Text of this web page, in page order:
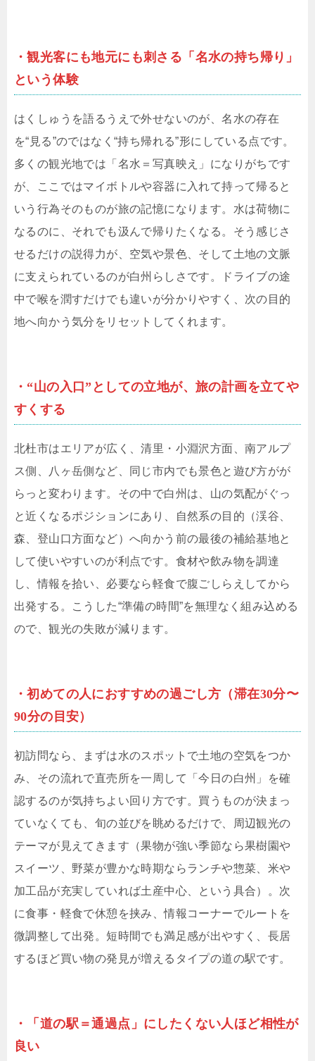
・観光客にも地元にも刺さる「名水の持ち帰り」
という体験
はくしゅうを語るうえで外せないのが、名水の存在
を“見る”のではなく“持ち帰れる”形にしている点です。
多くの観光地では「名水＝写真映え」になりがちです
が、ここではマイボトルや容器に入れて持って帰ると
いう行為そのものが旅の記憶になります。水は荷物に
なるのに、それでも汲んで帰りたくなる。そう感じさ
せるだけの説得力が、空気や景色、そして土地の文脈
に支えられているのが白州らしさです。ドライブの途
中で喉を潤すだけでも違いが分かりやすく、次の目的
地へ向かう気分をリセットしてくれます。
・“山の入口”としての立地が、旅の計画を立てや
すくする
北杜市はエリアが広く、清里・小淵沢方面、南アルプ
ス側、八ヶ岳側など、同じ市内でも景色と遊び方がが
らっと変わります。その中で白州は、山の気配がぐっ
と近くなるポジションにあり、自然系の目的（渓谷、
森、登山口方面など）へ向かう前の最後の補給基地と
して使いやすいのが利点です。食材や飲み物を調達
し、情報を拾い、必要なら軽食で腹ごしらえしてから
出発する。こうした“準備の時間”を無理なく組み込める
ので、観光の失敗が減ります。
・初めての人におすすめの過ごし方（滞在30分〜
90分の目安）
初訪問なら、まずは水のスポットで土地の空気をつか
み、その流れで直売所を一周して「今日の白州」を確
認するのが気持ちよい回り方です。買うものが決まっ
ていなくても、旬の並びを眺めるだけで、周辺観光の
テーマが見えてきます（果物が強い季節なら果樹園や
スイーツ、野菜が豊かな時期ならランチや惣菜、米や
加工品が充実していれば土産中心、という具合）。次
に食事・軽食で休憩を挟み、情報コーナーでルートを
微調整して出発。短時間でも満足感が出やすく、長居
するほど買い物の発見が増えるタイプの道の駅です。
・「道の駅＝通過点」にしたくない人ほど相性が
良い